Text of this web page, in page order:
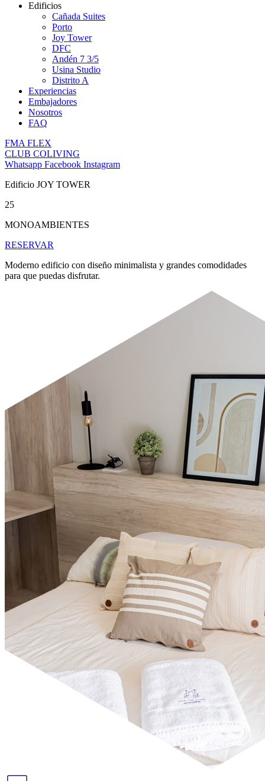
Edificios
Cañada Suites
Porto
Joy Tower
DFC
Andén 7 3/5
Usina Studio
Distrito A
Experiencias
Embajadores
Nosotros
FAQ
FMA FLEX
CLUB COLIVING
Whatsapp Facebook Instagram
Edificio JOY TOWER
25
MONOAMBIENTES
RESERVAR
Moderno edificio con diseño minimalista y grandes comodidades
para que puedas disfrutar.